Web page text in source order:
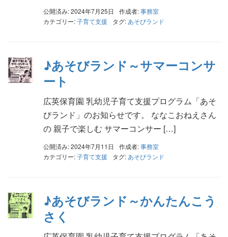
公開済み: 2024年7月25日 作成者:事務室
カテゴリー:子育て支援 タグ: あそびランド
♪あそびランド～サマーコンサ
ート
広英保育園 乳幼児子育て支援プログラム「あそ
びランド」のお知らせです。 ななこおねえさん
の 親子で楽しむ サマーコンサー […]
公開済み: 2024年7月11日 作成者:事務室
カテゴリー:子育て支援 タグ: あそびランド
♪あそびランド～かんたんこう
さく